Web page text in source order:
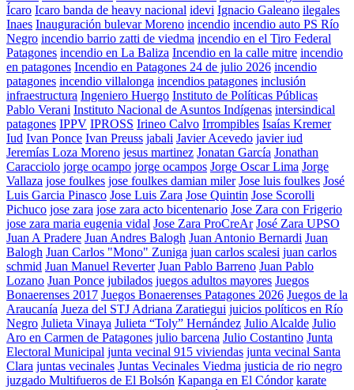
Ícaro Icaro banda de heavy nacional idevi Ignacio Galeano ilegales
Inaes Inauguración bulevar Moreno incendio incendio auto PS Río
Negro incendio barrio zatti de viedma incendio en el Tiro Federal
Patagones incendio en La Baliza Incendio en la calle mitre incendio
en patagones Incendio en Patagones 24 de julio 2026 incendio
patagones incendio villalonga incendios patagones inclusión
infraestructura Ingeniero Huergo Instituto de Políticas Públicas
Pablo Verani Instituto Nacional de Asuntos Indígenas intersindical
patagones IPPV IPROSS Irineo Calvo Irrompibles Isaías Kremer
Iud Ivan Ponce Ivan Preuss jabali Javier Acevedo javier iud
Jeremías Loza Moreno jesus martinez Jonatan García Jonathan
Caracciolo jorge ocampo jorge ocampos Jorge Oscar Lima Jorge
Vallaza jose foulkes jose foulkes damian miler Jose luis foulkes José
Luis Garcia Pinasco Jose Luis Zara Jose Quintin Jose Scorolli
Pichuco jose zara jose zara acto bicentenario Jose Zara con Frigerio
jose zara maria eugenia vidal Jose Zara ProCreAr José Zara UPSO
Juan A Pradere Juan Andres Balogh Juan Antonio Bernardi Juan
Balogh Juan Carlos "Mono" Zuniga juan carlos scalesi juan carlos
schmid Juan Manuel Reverter Juan Pablo Barreno Juan Pablo
Lozano Juan Ponce jubilados juegos adultos mayores Juegos
Bonaerenses 2017 Juegos Bonaerenses Patagones 2026 Juegos de la
Araucanía Jueza del STJ Adriana Zaratiegui juicios políticos en Río
Negro Julieta Vinaya Julieta “Toly” Hernández Julio Alcalde Julio
Aro en Carmen de Patagones julio barcena Julio Costantino Junta
Electoral Municipal junta vecinal 915 viviendas junta vecinal Santa
Clara juntas vecinales Juntas Vecinales Viedma justicia de rio negro
juzgado Multifueros de El Bolsón Kapanga en El Cóndor karate